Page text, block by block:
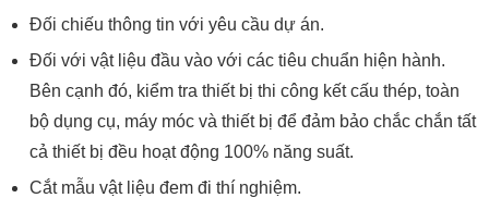
Đối chiếu thông tin với yêu cầu dự án.
Đối với vật liệu đầu vào với các tiêu chuẩn hiện hành.
Bên cạnh đó, kiểm tra thiết bị thi công kết cấu thép, toàn
bộ dụng cụ, máy móc và thiết bị để đảm bảo chắc chắn tất
cả thiết bị đều hoạt động 100% năng suất.
Cắt mẫu vật liệu đem đi thí nghiệm.